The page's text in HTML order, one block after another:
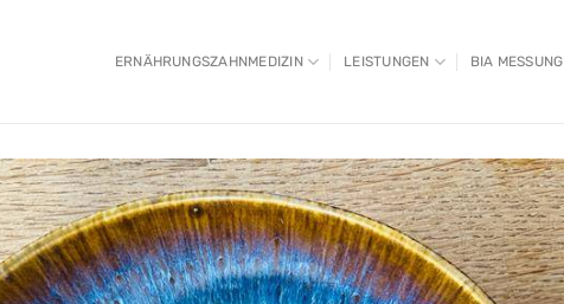
ERNÄHRUNGSZAHNMEDIZIN LEISTUNGEN BIA MESSUNG